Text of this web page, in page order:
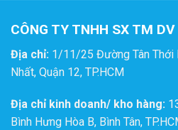
CÔNG TY TNHH SX TM
Địa chỉ: 1/11/25 Đường Tân Thới
Nhất, Quận 12, TP.HCM
Địa chỉ kinh doanh/ kho hàng:
Bình Hưng Hòa B, Bình Tân,